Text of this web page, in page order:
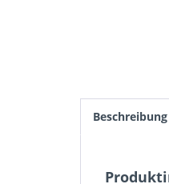
Beschreibung